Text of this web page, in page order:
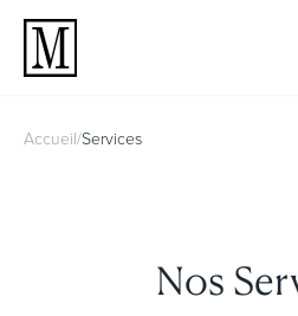
Accueil/Services
Nos